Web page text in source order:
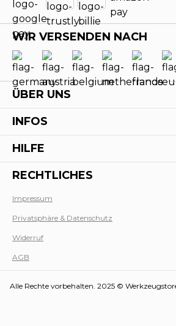
WIR VERSENDEN NACH
ÜBER UNS
INFOS
HILFE
RECHTLICHES
Impressum
Privatsphäre & Datenschutz
Widerruf
AGB
Alle Rechte vorbehalten. 2025 ©